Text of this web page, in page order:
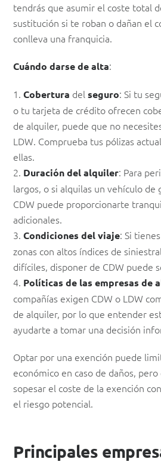
tendrás que asumir el coste total
sustitución si te roban o dañan el
conlleva una franquicia.
Cuándo darse de alta:
1. Cobertura del seguro: Si tu
o tu tarjeta de crédito ofrecen
de alquiler, puede que no
LDW. Comprueba tus pólizas
ellas.
2. Duración del alquiler: Para
largos, o si alquilas un vehículo de
CDW puede proporcionarte
adicionales.
3. Condiciones del viaje: Si
zonas con altos índices de
difíciles, disponer de CDW puede
4. Políticas de las empresas de
compañías exigen CDW o LDW
de alquiler, por lo que entender
ayudarte a tomar una decisión
Optar por una exención puede
económico en caso de daños,
sopesar el coste de la exención
el riesgo potencial.
Principales